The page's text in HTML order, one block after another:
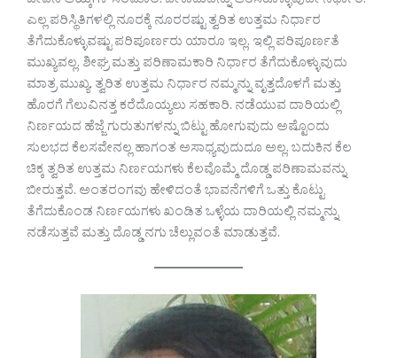
ಎಲ್ಲ ಪರಿಸ್ಥಿತಿಗಳಲ್ಲಿ ನೂರಕ್ಕೆ ನೂರರಷ್ಟು ತ್ವರಿತ ಉತ್ತಮ ನಿರ್ಧಾರ
ತೆಗೆದುಕೊಳ್ಳುವಷ್ಟು ಪರಿಪೂರ್ಣರು ಯಾರೂ ಇಲ್ಲ. ಇಲ್ಲಿ ಪರಿಪೂರ್ಣತೆ
ಮುಖ್ಯವಲ್ಲ. ಶೀಘ್ರ ಮತ್ತು ಪರಿಣಾಮಕಾರಿ ನಿರ್ಧಾರ ತೆಗೆದುಕೊಳ್ಳುವುದು
ಮಾತ್ರ ಮುಖ್ಯ. ತ್ವರಿತ ಉತ್ತಮ ನಿರ್ಧಾರ ನಮ್ಮನ್ನು ವೃತ್ತದೊಳಗೆ ಮತ್ತು
ಹೊರಗೆ ಗೆಲುವಿನತ್ತ ಕರೆದೊಯ್ಯಲು ಸಹಕಾರಿ. ನಡೆಯುವ ದಾರಿಯಲ್ಲಿ
ನಿರ್ಣಯದ ಹೆಜ್ಜೆ ಗುರುತುಗಳನ್ನು ಬಿಟ್ಟು ಹೋಗುವುದು ಅಷ್ಟೊಂದು
ಸುಲಭದ ಕೆಲಸವೇನಲ್ಲ ಹಾಗಂತ ಅಸಾಧ್ಯವುದುದೂ ಅಲ್ಲ. ಬದುಕಿನ ಕೆಲ
ಚಿಕ್ಕ ತ್ವರಿತ ಉತ್ತಮ ನಿರ್ಣಯಗಳು ಕೆಲವೊಮ್ಮೆ ದೊಡ್ಡ ಪರಿಣಾಮವನ್ನು
ಬೀರುತ್ತವೆ. ಅಂತರಂಗವು ಹೇಳಿದಂತೆ ಭಾವನೆಗಳಿಗೆ ಒತ್ತು ಕೊಟ್ಟು
ತೆಗೆದುಕೊಂಡ ನಿರ್ಣಯಗಳು ಖಂಡಿತ ಒಳ್ಳೆಯ ದಾರಿಯಲ್ಲಿ ನಮ್ಮನ್ನು
ನಡೆಸುತ್ತವೆ ಮತ್ತು ದೊಡ್ಡ ನಗು ಚೆಲ್ಲುವಂತೆ ಮಾಡುತ್ತವೆ.